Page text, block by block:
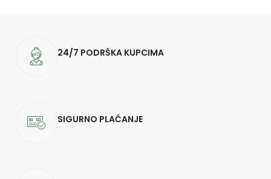
24/7 PODRŠKA KUPCIMA
SIGURNO PLAĆANJE